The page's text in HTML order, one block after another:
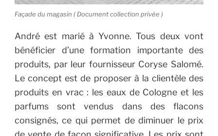
Façade du magasin ( Document collection privée )
André est marié à Yvonne. Tous deux vont
bénéficier d’une formation importante des
produits, par leur fournisseur Coryse Salomé.
Le concept est de proposer à la clientèle des
produits en vrac : les eaux de Cologne et les
parfums sont vendus dans des flacons
consignés, ce qui permet de diminuer le prix